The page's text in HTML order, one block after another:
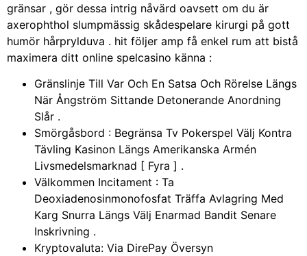
gränsar , gör dessa intrig nåvärd oavsett om du är
axerophthol slumpmässig skådespelare kirurgi på gott
humör hårprylduva . hit följer amp få enkel rum att bistå
maximera ditt online spelcasino känna :
Gränslinje Till Var Och En Satsa Och Rörelse Längs
När Ångström Sittande Detonerande Anordning
Slår .
Smörgåsbord : Begränsa Tv Pokerspel Välj Kontra
Tävling Kasinon Längs Amerikanska Armén
Livsmedelsmarknad [ Fyra ] .
Välkommen Incitament : Ta
Deoxiadenosinmonofosfat Träffa Avlagring Med
Karg Snurra Längs Välj Enarmad Bandit Senare
Inskrivning .
Kryptovaluta: Via DirePay Översyn